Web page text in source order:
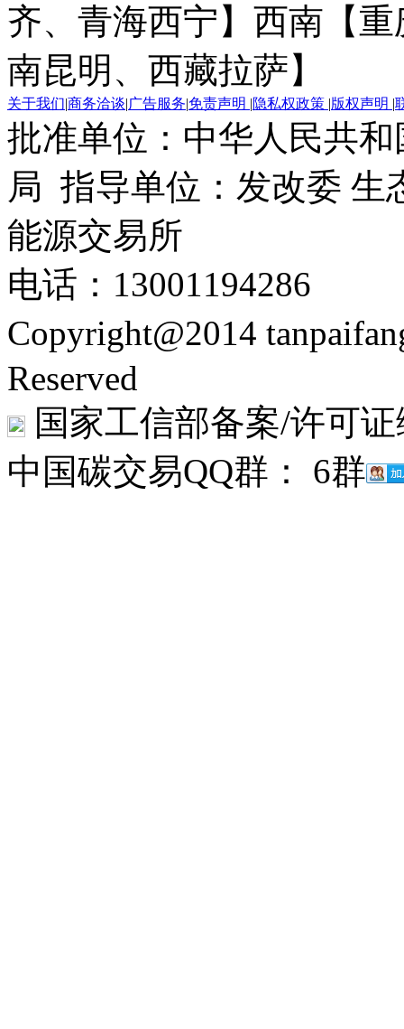
齐、青海西宁】 西南【
南昆明、西藏拉萨】
关于我们|商务洽谈|广告服务|免责声明 |隐私权政策 |版权声明 |
批准单位：中华人民共
局 指导单位：发改委 生
能源交易所
电话：13001194286
Copyright@2014
Reserved
国家工信部备案/许可
中国碳交易QQ群： 6群